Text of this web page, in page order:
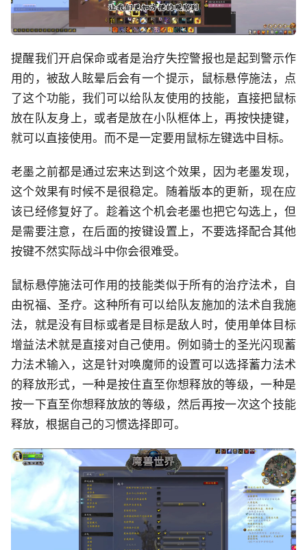
提醒我们开启保命或者是治疗失控警报也是起到警示作
用的，被敌人眩晕后会有一个提示，鼠标悬停施法，点
了这个功能，我们可以给队友使用的技能，直接把鼠标
放在队友身上，或者是放在小队框体上，再按快捷键，
就可以直接使用。而不是一定要用鼠标左键选中目标。
老墨之前都是通过宏来达到这个效果，因为老墨发现，
这个效果有时候不是很稳定。随着版本的更新，现在应
该已经修复好了。趁着这个机会老墨也把它勾选上，但
是需要注意，在后面的按键设置上，不要选择配合其他
按键不然实际战斗中你会很难受。
鼠标悬停施法可作用的技能类似于所有的治疗法术，自
由祝福、圣疗。这种所有可以给队友施加的法术自我施
法，就是没有目标或者是目标是敌人时，使用单体目标
增益法术就是直接对自己使用。例如骑士的圣光闪现蓄
力法术输入，这是针对唤魔师的设置可以选择蓄力法术
的释放形式，一种是按住直至你想释放的等级，一种是
按一下直至你想释放放的等级，然后再按一次这个技能
释放，根据自己的习惯选择即可。